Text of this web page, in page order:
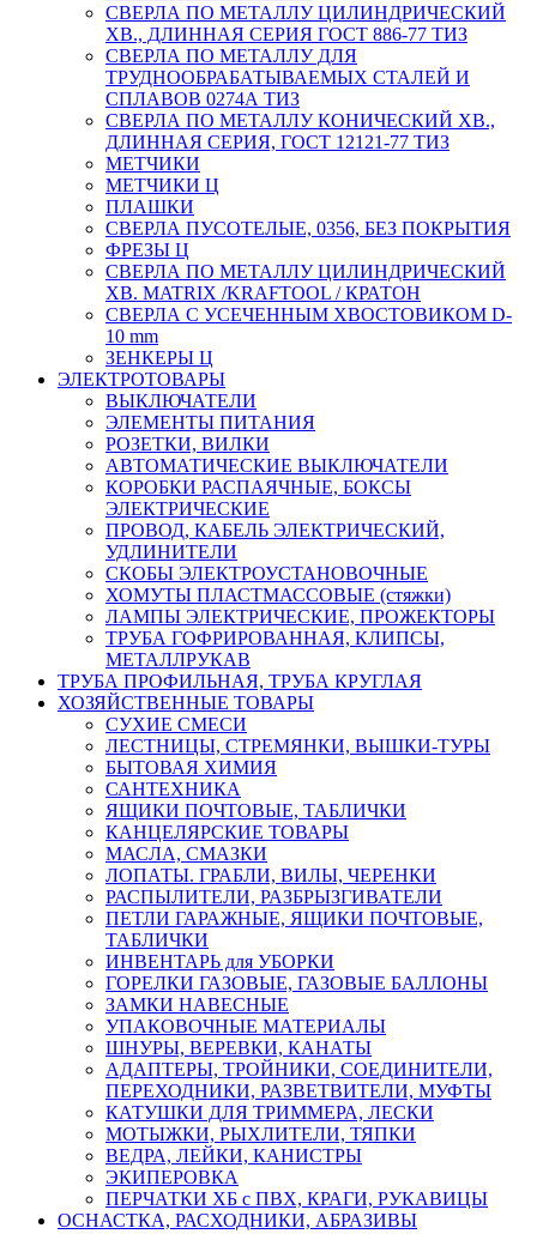
СВЕРЛА ПО МЕТАЛЛУ ЦИЛИНДРИЧЕСКИЙ
ХВ., ДЛИННАЯ СЕРИЯ ГОСТ 886-77 ТИЗ
СВЕРЛА ПО МЕТАЛЛУ ДЛЯ
ТРУДНООБРАБАТЫВАЕМЫХ СТАЛЕЙ И
СПЛАВОВ 0274А ТИЗ
СВЕРЛА ПО МЕТАЛЛУ КОНИЧЕСКИЙ ХВ.,
ДЛИННАЯ СЕРИЯ, ГОСТ 12121-77 ТИЗ
МЕТЧИКИ
МЕТЧИКИ Ц
ПЛАШКИ
СВЕРЛА ПУСОТЕЛЫЕ, 0356, БЕЗ ПОКРЫТИЯ
ФРЕЗЫ Ц
СВЕРЛА ПО МЕТАЛЛУ ЦИЛИНДРИЧЕСКИЙ
ХВ. MATRIX /KRAFTOOL / КРАТОН
СВЕРЛА С УСЕЧЕННЫМ ХВОСТОВИКОМ D-
10 mm
ЗЕНКЕРЫ Ц
ЭЛЕКТРОТОВАРЫ
ВЫКЛЮЧАТЕЛИ
ЭЛЕМЕНТЫ ПИТАНИЯ
РОЗЕТКИ, ВИЛКИ
АВТОМАТИЧЕСКИЕ ВЫКЛЮЧАТЕЛИ
КОРОБКИ РАСПАЯЧНЫЕ, БОКСЫ
ЭЛЕКТРИЧЕСКИЕ
ПРОВОД, КАБЕЛЬ ЭЛЕКТРИЧЕСКИЙ,
УДЛИНИТЕЛИ
СКОБЫ ЭЛЕКТРОУСТАНОВОЧНЫЕ
ХОМУТЫ ПЛАСТМАССОВЫЕ (стяжки)
ЛАМПЫ ЭЛЕКТРИЧЕСКИЕ, ПРОЖЕКТОРЫ
ТРУБА ГОФРИРОВАННАЯ, КЛИПСЫ,
МЕТАЛЛРУКАВ
ТРУБА ПРОФИЛЬНАЯ, ТРУБА КРУГЛАЯ
ХОЗЯЙСТВЕННЫЕ ТОВАРЫ
СУХИЕ СМЕСИ
ЛЕСТНИЦЫ, СТРЕМЯНКИ, ВЫШКИ-ТУРЫ
БЫТОВАЯ ХИМИЯ
САНТЕХНИКА
ЯЩИКИ ПОЧТОВЫЕ, ТАБЛИЧКИ
КАНЦЕЛЯРСКИЕ ТОВАРЫ
МАСЛА, СМАЗКИ
ЛОПАТЫ. ГРАБЛИ, ВИЛЫ, ЧЕРЕНКИ
РАСПЫЛИТЕЛИ, РАЗБРЫЗГИВАТЕЛИ
ПЕТЛИ ГАРАЖНЫЕ, ЯЩИКИ ПОЧТОВЫЕ,
ТАБЛИЧКИ
ИНВЕНТАРЬ для УБОРКИ
ГОРЕЛКИ ГАЗОВЫЕ, ГАЗОВЫЕ БАЛЛОНЫ
ЗАМКИ НАВЕСНЫЕ
УПАКОВОЧНЫЕ МАТЕРИАЛЫ
ШНУРЫ, ВЕРЕВКИ, КАНАТЫ
АДАПТЕРЫ, ТРОЙНИКИ, СОЕДИНИТЕЛИ,
ПЕРЕХОДНИКИ, РАЗВЕТВИТЕЛИ, МУФТЫ
КАТУШКИ ДЛЯ ТРИММЕРА, ЛЕСКИ
МОТЫЖКИ, РЫХЛИТЕЛИ, ТЯПКИ
ВЕДРА, ЛЕЙКИ, КАНИСТРЫ
ЭКИПЕРОВКА
ПЕРЧАТКИ ХБ с ПВХ, КРАГИ, РУКАВИЦЫ
ОСНАСТКА, РАСХОДНИКИ, АБРАЗИВЫ